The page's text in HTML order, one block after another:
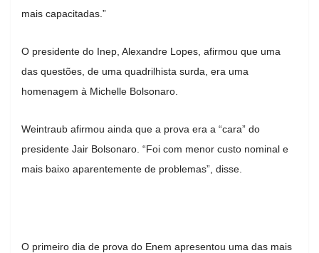
mais capacitadas.”
O presidente do Inep, Alexandre Lopes, afirmou que uma
das questões, de uma quadrilhista surda, era uma
homenagem à Michelle Bolsonaro.
Weintraub afirmou ainda que a prova era a “cara” do
presidente Jair Bolsonaro. “Foi com menor custo nominal e
mais baixo aparentemente de problemas”, disse.
O primeiro dia de prova do Enem apresentou uma das mais